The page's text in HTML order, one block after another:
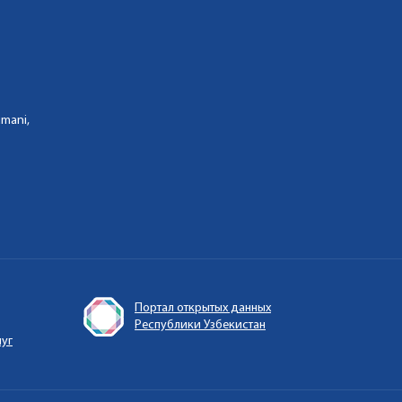
Портал открытых данных
Республики Узбекистан